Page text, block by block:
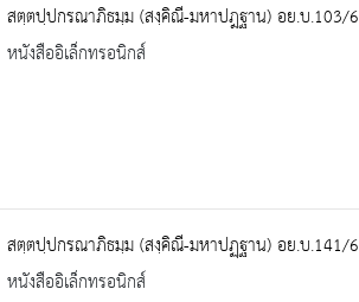
สตฺตปฺปกรณาภิธมฺม (สงฺคิณี-มหาปฎฐาน) อย.บ.103/6
หนังสืออิเล็กทรอนิกส์
สตฺตปฺปกรณาภิธมฺม (สงฺคิณี-มหาปฏฺฐาน) อย.บ.141/6
หนังสืออิเล็กทรอนิกส์